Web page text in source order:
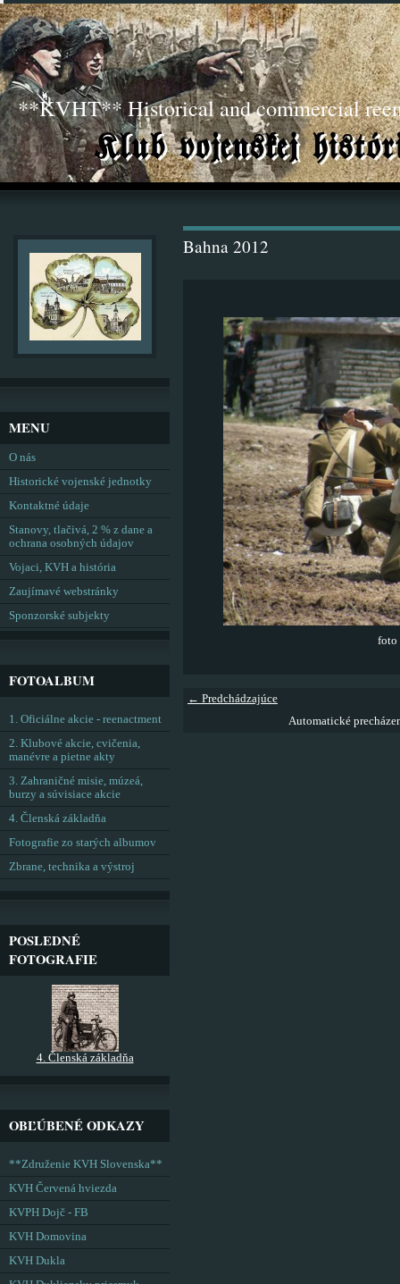
**KVHT** Historical and commercial
Bahna 2012
foto
← Predchádzajúce
Automatické
MENU
O nás
Historické vojenské jednotky
Kontaktné údaje
Stanovy, tlačivá, 2 % z dane a
ochrana osobných údajov
Vojaci, KVH a história
Zaujímavé webstránky
Sponzorské subjekty
FOTOALBUM
1. Oficiálne akcie - reenactment
2. Klubové akcie, cvičenia,
manévre a pietne akty
3. Zahraničné misie, múzeá,
burzy a súvisiace akcie
4. Členská základňa
Fotografie zo starých albumov
Zbrane, technika a výstroj
POSLEDNÉ
FOTOGRAFIE
4. Členská základňa
OBĽÚBENÉ ODKAZY
**Združenie KVH Slovenska**
KVH Červená hviezda
KVPH Dojč - FB
KVH Domovina
KVH Dukla